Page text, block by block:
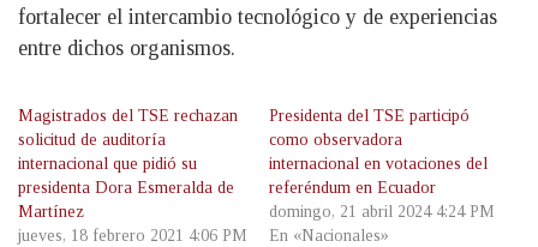
fortalecer el intercambio tecnológico y de experiencias
entre dichos organismos.
Magistrados del TSE rechazan
solicitud de auditoría
internacional que pidió su
presidenta Dora Esmeralda de
Martínez
jueves, 18 febrero 2021 4:06 PM
Presidenta del TSE participó
como observadora
internacional en votaciones del
referéndum en Ecuador
domingo, 21 abril 2024 4:24 PM
En «Nacionales»